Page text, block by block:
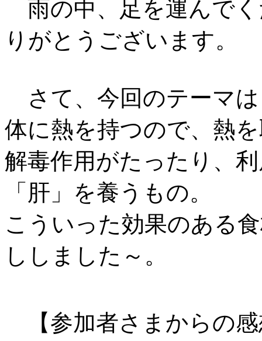
雨の中、足を運んで
りがとうございます。
さて、今回のテーマ
体に熱を持つので、熱
解毒作用がたったり、
「肝」を養うもの。
こういった効果のある
ししました～。
【参加者さまからの